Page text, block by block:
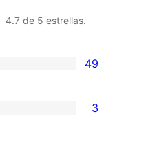
4.7 de 5 estrellas.
49
3